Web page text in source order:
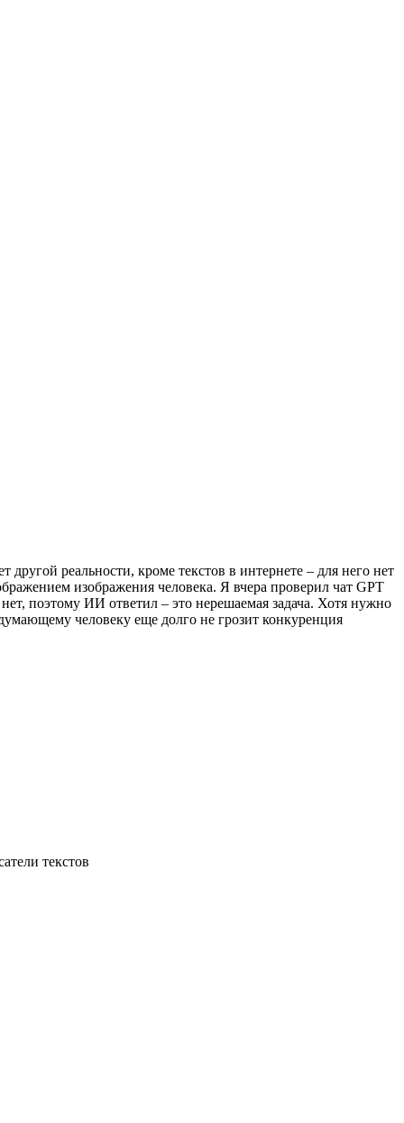
реальности, кроме текстов в интернете – для него нет
изображения человека. Я вчера проверил чат GPT
поэтому ИИ ответил – это нерешаемая задача. Хотя нужно
человеку еще долго не грозит конкуренция
текстов